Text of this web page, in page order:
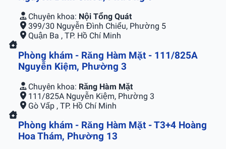
Chuyên khoa: Nội Tổng Quát
399/30 Nguyễn Đình Chiểu, Phường 5
Quận Ba , TP. Hồ Chí Minh
Phòng khám - Răng Hàm Mặt - 111/825A
Nguyễn Kiệm, Phường 3
Chuyên khoa: Răng Hàm Mặt
111/825A Nguyễn Kiệm, Phường 3
Gò Vấp , TP. Hồ Chí Minh
Phòng khám - Răng Hàm Mặt - T3+4 Hoàng
Hoa Thám, Phường 13